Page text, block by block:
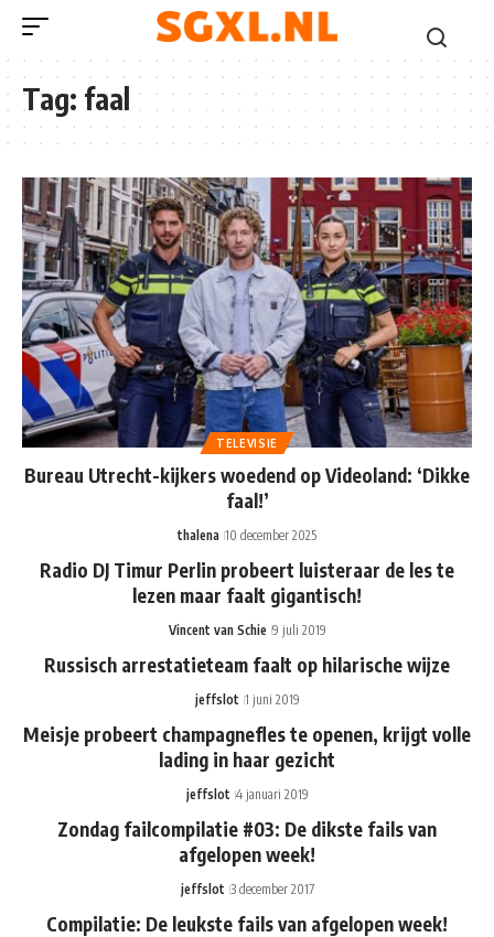
Tag: faal
TELEVISIE
Bureau Utrecht-kijkers woedend op Videoland: ‘Dikke
faal!’
thalena 10 december 2025
Radio DJ Timur Perlin probeert luisteraar de les te
lezen maar faalt gigantisch!
Vincent van Schie 9 juli 2019
Russisch arrestatieteam faalt op hilarische wijze
jeffslot 1 juni 2019
Meisje probeert champagnefles te openen, krijgt volle
lading in haar gezicht
jeffslot 4 januari 2019
Zondag failcompilatie #03: De dikste fails van
afgelopen week!
jeffslot 3 december 2017
Compilatie: De leukste fails van afgelopen week!